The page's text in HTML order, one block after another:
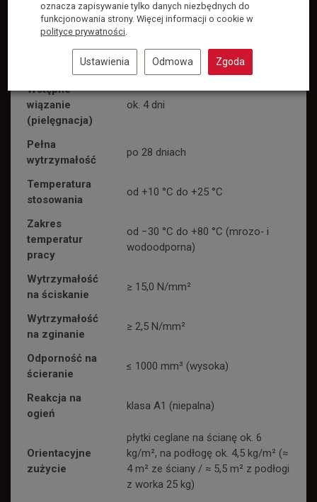
Proporcja
mieszania
ok. 2,5–3,2 l wody na 25 kg (≈ 10–
13% wagowo)
Czas pracy
ok. 2 godziny
Wstępne
wiązanie
(pielęgnacja)
ok. 4 dni
Pełna
wytrzymałość
po 28 dniach
Temperatura
stosowania
od +10 °C do +25 °C
Zakres
temperatur
pracy
od −30 °C do +80 °C (mrozo‑ i
wodoodporna)
Wytrzymałość
na ściskanie
≥ 15,0 N/mm²
Wytrzymałość
na zginanie
≥ 2,5 N/mm²
Odporność na
ścieranie
≤ 1000 mm³ (wysoka)
Reakcja na
ogień
klasa A1 (niepalna)
Orientacyjne
zużycie
płytki ceglane na ścianę ok. 6
kg/m², na podłogę ok. 4,5 kg/m² (≈
4 m² ze ściany / ≈ 5,5 m² z podłogi
z worka 25 kg)
oznacza zapisywanie tylko danych niezbędnych do
funkcjonowania strony. Więcej informacji o cookie w
polityce prywatności.
Ustawienia Odmowa Zgoda